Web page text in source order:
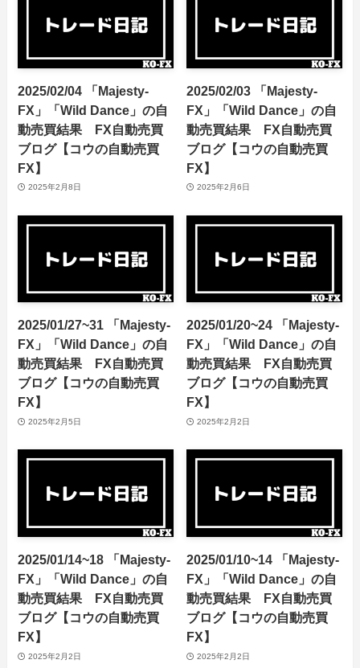
2025/02/04 「Majesty-
FX」「Wild Dance」の自
動売買結果 FX自動売買
ブログ【コウの自動売買
FX】
2025年2月8日
2025/02/03 「Majesty-
FX」「Wild Dance」の自
動売買結果 FX自動売買
ブログ【コウの自動売買
FX】
2025年2月6日
2025/01/27~31 「Majesty-
FX」「Wild Dance」の自
動売買結果 FX自動売買
ブログ【コウの自動売買
FX】
2025年2月5日
2025/01/20~24 「Majesty-
FX」「Wild Dance」の自
動売買結果 FX自動売買
ブログ【コウの自動売買
FX】
2025年2月2日
2025/01/14~18 「Majesty-
FX」「Wild Dance」の自
動売買結果 FX自動売買
ブログ【コウの自動売買
FX】
2025年2月2日
2025/01/10~14 「Majesty-
FX」「Wild Dance」の自
動売買結果 FX自動売買
ブログ【コウの自動売買
FX】
2025年2月2日